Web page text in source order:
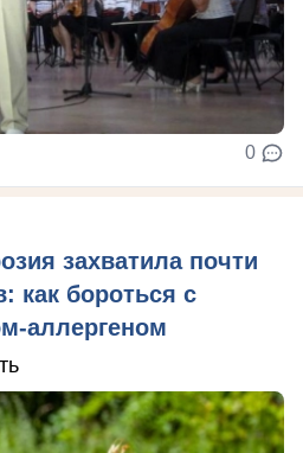
0
захватила почти
как бороться с
аллергеном